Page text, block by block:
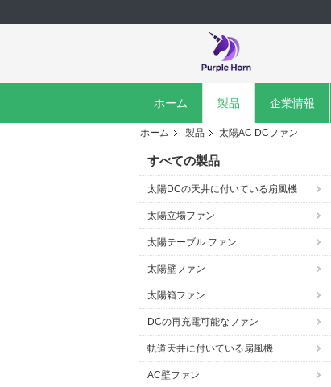
ホーム 製品 企業情報
ホーム 製品 太陽AC DCファン
すべての製品
太陽DCの天井に付いている扇風機
太陽立場ファン
太陽テーブル ファン
太陽壁ファン
太陽箱ファン
DCの再充電可能なファン
軌道天井に付いている扇風機
AC壁ファン